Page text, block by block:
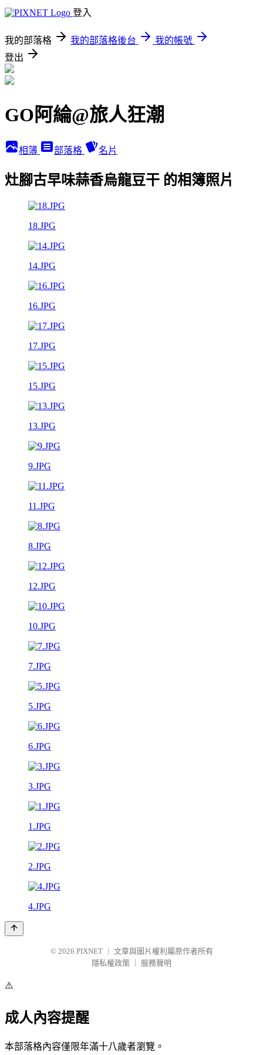
登入
我的部落格 我的部落格後台
我的帳號
登出
GO阿綸@旅人狂潮
相簿 部落格 名片
灶腳古早味蒜香烏龍豆干 的相簿照片
18.JPG
14.JPG
16.JPG
17.JPG
15.JPG
13.JPG
9.JPG
11.JPG
8.JPG
12.JPG
10.JPG
7.JPG
5.JPG
6.JPG
3.JPG
1.JPG
2.JPG
4.JPG
© 2026 PIXNET
文章與圖片權利屬原作者所有
隱私權政策
服務聲明
⚠️
成人內容提醒
本部落格內容僅限年滿十八歲者瀏覽。